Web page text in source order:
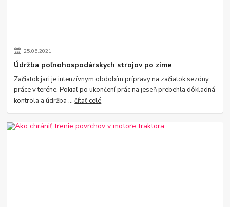
25.05.2021
Údržba poľnohospodárskych strojov po zime
Začiatok jari je intenzívnym obdobím prípravy na začiatok sezóny
práce v teréne. Pokiaľ po ukončení prác na jeseň prebehla dôkladná
kontrola a údržba ...čítať celé